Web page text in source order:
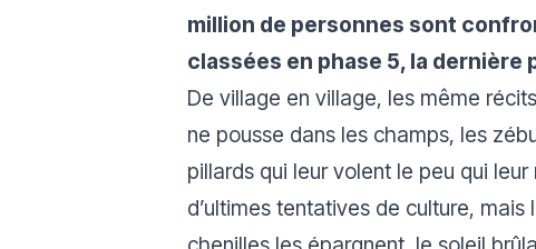
million de personnes sont
classées en phase 5, la dernière
De village en village, les même
ne pousse dans les champs, les
pillards qui leur volent le peu qui
d’ultimes tentatives de culture,